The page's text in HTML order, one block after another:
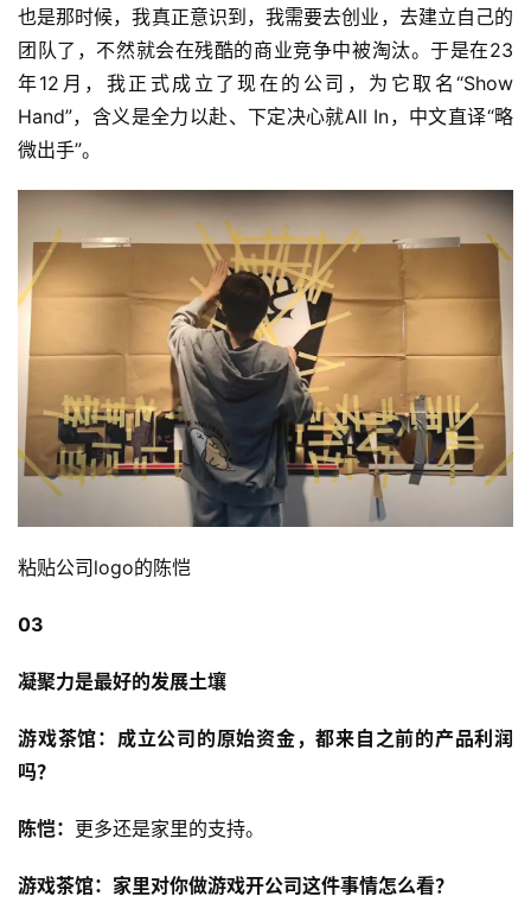
游
茶
原
创
游
戏
界
手
机
游
戏
单
游
休
游
2
2
第
也是那时候，我真正意识到，我需要去创业，去建立自己的
团队了，不然就会在残酷的商业竞争中被淘汰。于是在23
年12月，我正式成立了现在的公司，为它取名“Show
Hand”，含义是全力以赴、下定决心就All In，中文直译“略
微出手”。
粘贴公司logo的陈恺
03
凝聚力是最好的发展土壤
游戏茶馆：成立公司的原始资金，都来自之前的产品利润
吗？
陈恺： 更多还是家里的支持。
游戏茶馆：家里对你做游戏开公司这件事情怎么看？